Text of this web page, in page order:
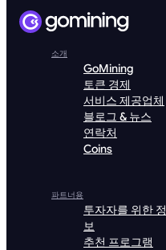
소개
GoMining
토큰 경제
서비스 제공업체
블로그 & 뉴스
연락처
Coins
파트너용
투자자를 위한 정
보
추천 프로그램